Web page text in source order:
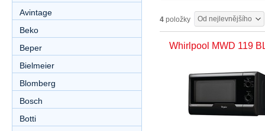
4 položky Od nejlevnějšího
Whirlpool MWD 119
Avintage
Beko
Beper
Bielmeier
Blomberg
Bosch
Botti